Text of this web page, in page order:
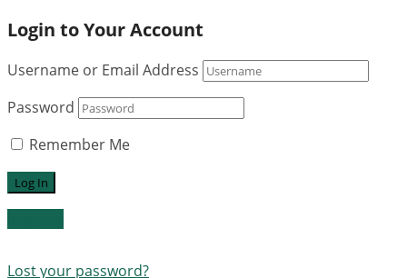
Login to Your Account
Username or Email Address
Password
Remember Me
Lost your password?